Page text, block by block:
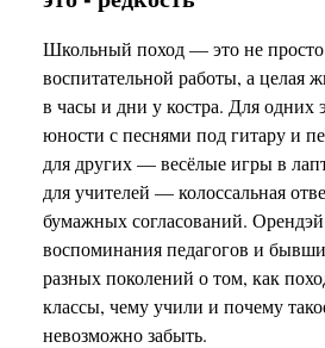
Школьный поход — это не
воспитательной работы, а целая
в часы и дни у костра. Для одних
юности с песнями под гитару и
для других — весёлые игры в
для учителей — колоссальная
бумажных согласований. Орендэй
воспоминания педагогов и
разных поколений о том, как
классы, чему учили и почему
невозможно забыть.